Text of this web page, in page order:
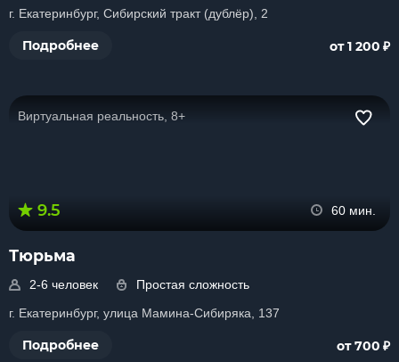
г. Екатеринбург, Сибирский тракт (дублёр), 2
Подробнее от 1 200 ₽
Виртуальная реальность, 8+
9.5 60 мин.
Тюрьма
2-6 человек
Простая сложность
г. Екатеринбург, улица Мамина-Сибиряка, 137
Подробнее от 700 ₽